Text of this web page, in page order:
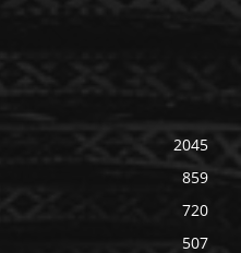
2045
859
720
507